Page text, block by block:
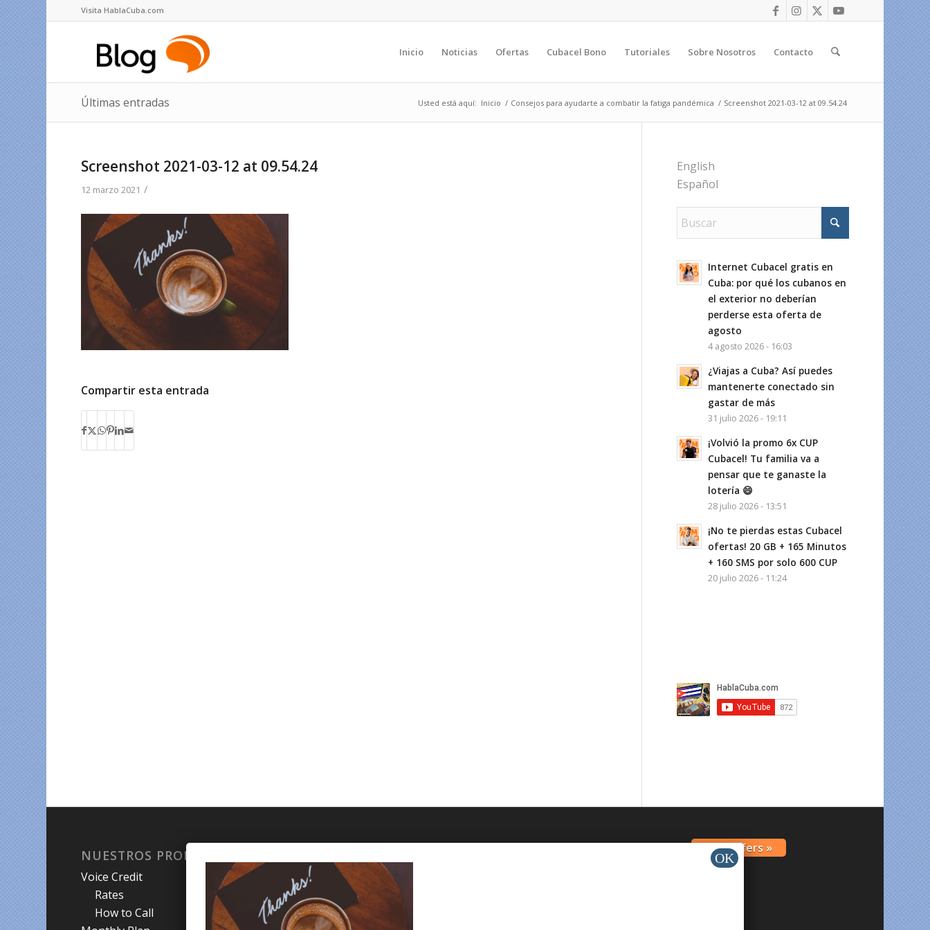
Visita HablaCuba.com
Inicio Noticias Ofertas Cubacel Bono Tutoriales Sobre Nosotros Contacto
Últimas entradas Usted está aquí: Inicio / Consejos para ayudarte a combatir la fatiga pandémica / Screenshot 2021-03-12 at 09.54.24
Screenshot 2021-03-12 at 09.54.24
12 marzo 2021 /
Compartir esta entrada
English
Español
Internet Cubacel gratis en
Cuba: por qué los cubanos en
el exterior no deberían
perderse esta oferta de
agosto
4 agosto 2026 - 16:03
¿Viajas a Cuba? Así puedes
mantenerte conectado sin
gastar de más
31 julio 2026 - 19:11
¡Volvió la promo 6x CUP
Cubacel! Tu familia va a
pensar que te ganaste la
lotería 😄
28 julio 2026 - 13:51
¡No te pierdas estas Cubacel
ofertas! 20 GB + 165 Minutos
+ 160 SMS por solo 600 CUP
20 julio 2026 - 11:24
NUESTROS PRODUCTOS
Voice Credit
Rates
How to Call
HablaCuba
My Account
Privacy Policy
Get Offers »